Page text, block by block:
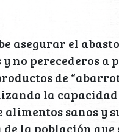
asegurar el
no perecederos a
de
la
alimentos sanos y
la población